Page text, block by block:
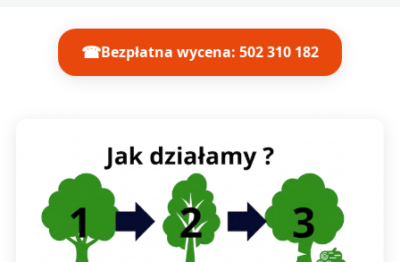
☎Bezpłatna wycena: 502 310 182